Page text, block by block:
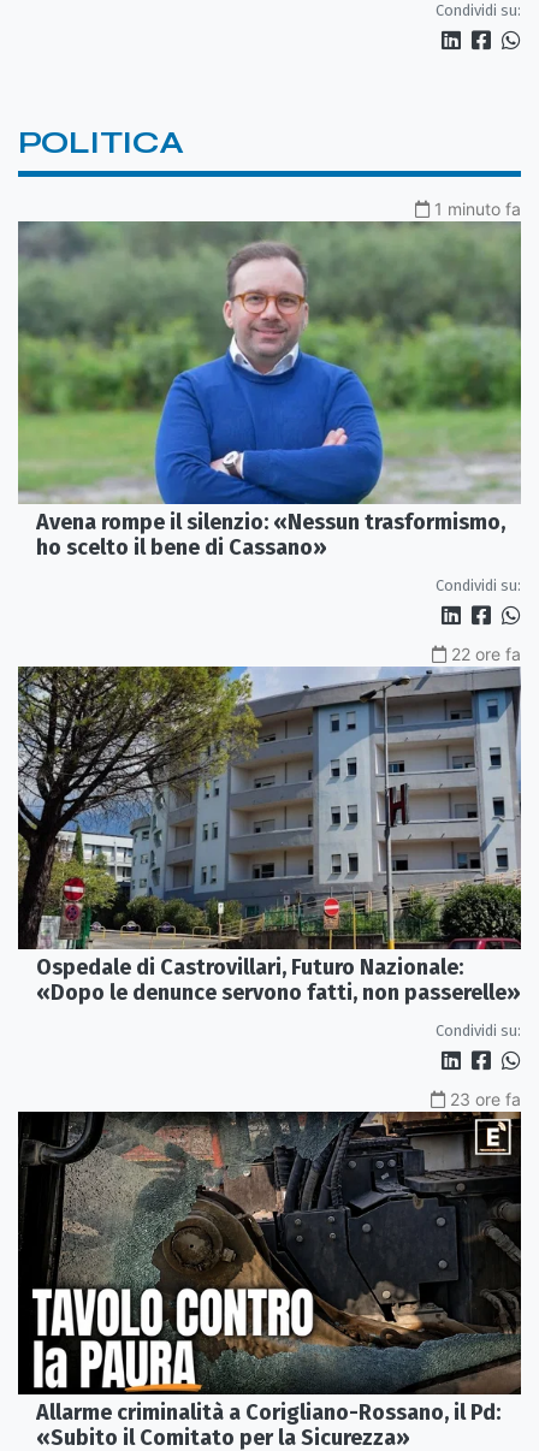
Condividi su:
POLITICA
1 minuto fa
Avena rompe il silenzio: «Nessun trasformismo,
ho scelto il bene di Cassano»
Condividi su:
22 ore fa
Ospedale di Castrovillari, Futuro Nazionale:
«Dopo le denunce servono fatti, non passerelle»
Condividi su:
23 ore fa
Allarme criminalità a Corigliano-Rossano, il Pd:
«Subito il Comitato per la Sicurezza»